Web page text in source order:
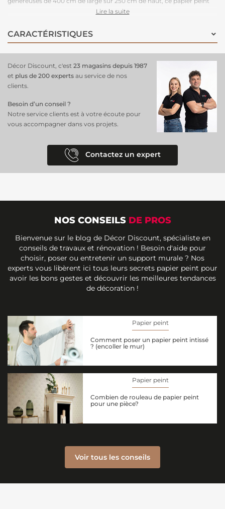
habille le mur de manière immersive, créant un effet visuel saisissant.
nuances vert foncé, forment un ensemble harmonieux qui capte
l’attention tout en restant subtil. Idéal pour les salons, bureaux ou
sophistication à votre espace, attirant tous les regards et apportant
une touche artistique unique.
Lire la suite
CARACTÉRISTIQUES
Décor Discount, c'est 23 magasins depuis 1987
et plus de 200 experts au service de nos
clients.
Besoin d’un conseil ?
Notre service clients est à votre écoute pour
vous accompagner dans vos projets.
Contactez un expert
NOS CONSEILS DE PROS
Bienvenue sur le blog de Décor Discount, spécialiste en
conseils de travaux et rénovation ! Besoin d'aide pour
choisir, poser ou entretenir un support murale ? Nos
experts vous libèrent ici tous leurs secrets papier peint pour
avoir les bons gestes et découvrir les meilleures tendances
de décoration !
Papier peint
Comment poser un papier peint intissé
? (encoller le mur)
Papier peint
Combien de rouleau de papier peint
pour une pièce?
Voir tous les conseils